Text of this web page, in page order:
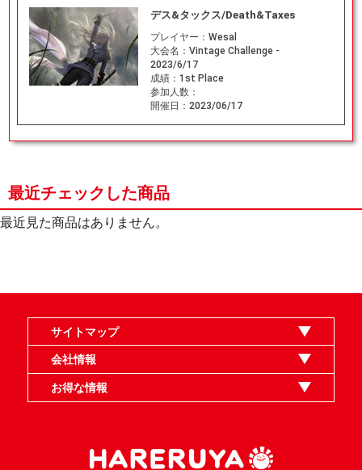
デス&タックス/Death&Taxes
プレイヤー： Wesal
大会名： Vintage Challenge -
2023/6/17
成績： 1st Place
参加人数：
開催日： 2023/06/17
最近チェックした商品
最近見た商品はありません。
サイトマップ
オンラインショップ
買取
記事
選手一覧
デッキ検索
デッキ構築
イベント・大会
店舗のご案内
お問い合わせ
ヘルプ
FAQ
会社情報
利用規約
スタッフ募集
特定商取引法表示
個人情報保護指針
企業情報
お得な情報